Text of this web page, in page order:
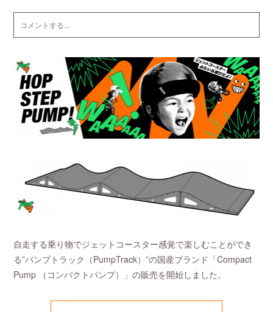
自走する乗り物でジェットコースター感覚で楽しむことができ
る”パンプトラック（PumpTrack）”の国産ブランド「Compact
Pump （コンパクトパンプ）」の販売を開始しました。